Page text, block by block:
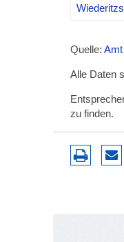
Quelle:
Alle Daten
zu finden.